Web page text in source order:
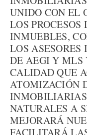
UNIDO CON EL
LOS
INMUEBLES,
LOS
DE AEGI Y MLS
CALIDAD QUE
ATOMIZACIÓN
INMOBILIARIAS
NATURALES A
MEJORARÁ
FACILITARÁ